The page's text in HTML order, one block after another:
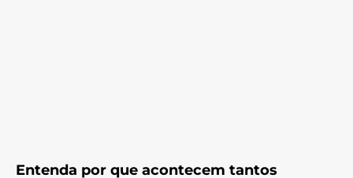
Entenda por que acontecem tantos